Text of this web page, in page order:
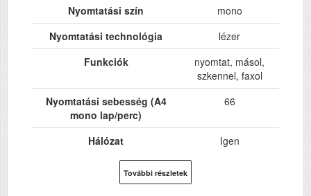
Nyomtatási szín
mono
Nyomtatási technológia
lézer
Funkciók
nyomtat, másol,
szkennel, faxol
Nyomtatási sebesség (A4
mono lap/perc)
66
Hálózat
Igen
További részletek